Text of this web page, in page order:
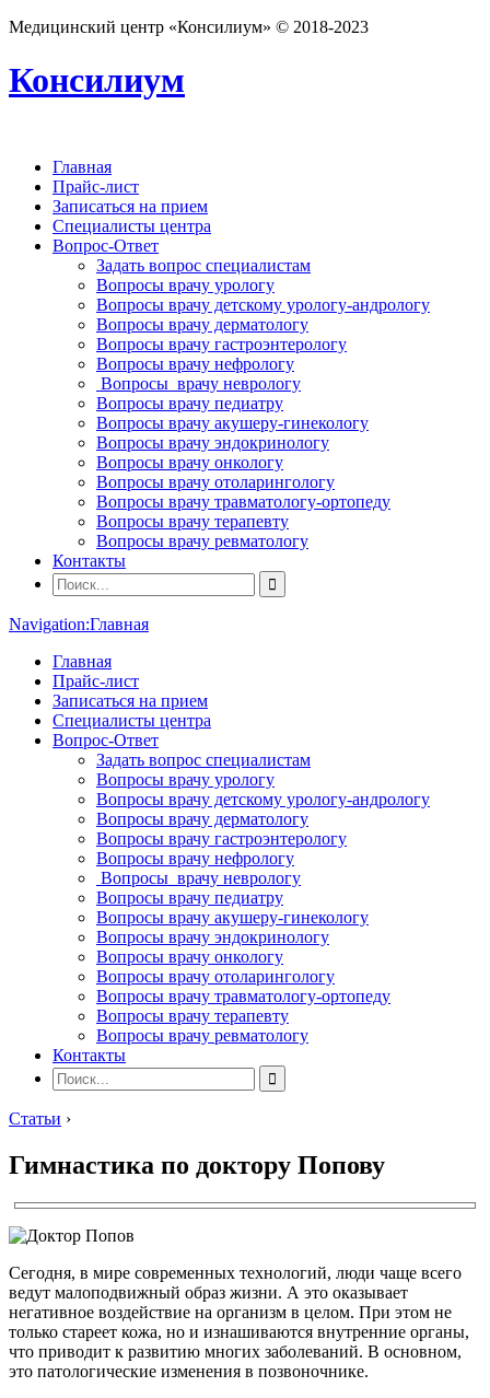
Медицинский центр «Консилиум» © 2018-2023
Консилиум
Главная
Прайс-лист
Записаться на прием
Специалисты центра
Вопрос-Ответ
Задать вопрос специалистам
Вопросы врачу урологу
Вопросы врачу детскому урологу-андрологу
Вопросы врачу дерматологу
Вопросы врачу гастроэнтерологу
Вопросы врачу нефрологу
Вопросы врачу неврологу
Вопросы врачу педиатру
Вопросы врачу акушеру-гинекологу
Вопросы врачу эндокринологу
Вопросы врачу онкологу
Вопросы врачу отоларингологу
Вопросы врачу травматологу-ортопеду
Вопросы врачу терапевту
Вопросы врачу ревматологу
Контакты
Navigation:Главная
Главная
Прайс-лист
Записаться на прием
Специалисты центра
Вопрос-Ответ
Задать вопрос специалистам
Вопросы врачу урологу
Вопросы врачу детскому урологу-андрологу
Вопросы врачу дерматологу
Вопросы врачу гастроэнтерологу
Вопросы врачу нефрологу
Вопросы врачу неврологу
Вопросы врачу педиатру
Вопросы врачу акушеру-гинекологу
Вопросы врачу эндокринологу
Вопросы врачу онкологу
Вопросы врачу отоларингологу
Вопросы врачу травматологу-ортопеду
Вопросы врачу терапевту
Вопросы врачу ревматологу
Контакты
Статьи ›
Гимнастика по доктору Попову
Сегодня, в мире современных технологий, люди чаще всего
ведут малоподвижный образ жизни. А это оказывает
негативное воздействие на организм в целом. При этом не
только стареет кожа, но и изнашиваются внутренние органы,
что приводит к развитию многих заболеваний. В основном,
это патологические изменения в позвоночнике.